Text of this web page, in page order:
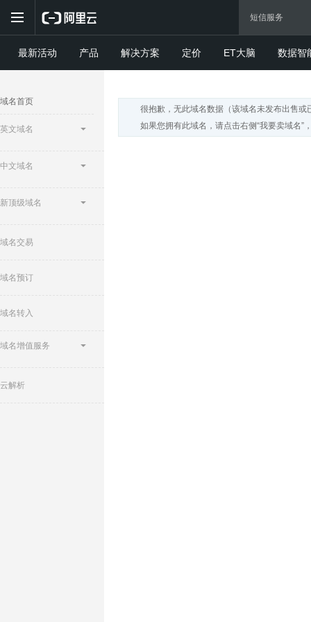
最新活动 产品 解决方案 定价 ET大脑 数据智
域名首页
英文域名
中文域名
新顶级域名
域名交易
域名预订
域名转入
域名增值服务
云解析
很抱歉，无此域名数据（该域名未发布出售或
如果您拥有此域名，请点击右侧“我要卖域名”